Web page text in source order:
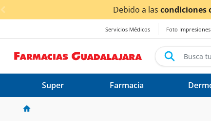
< div class="carousel-inner">
Servicios Médicos Foto Impresiones
Super Farmacia